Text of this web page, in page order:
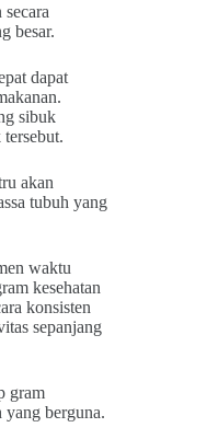
besar.
dapat
sibuk
akan
tubuh yang
waktu
kesehatan
konsisten
sepanjang
gram
yang berguna.